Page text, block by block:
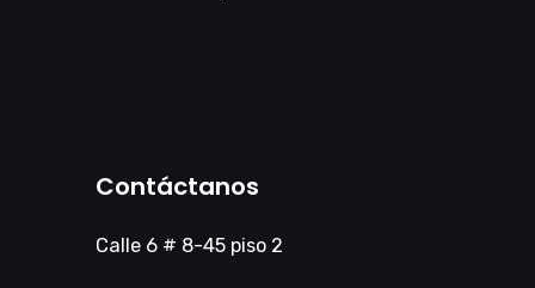
Contáctanos
Calle 6 # 8-45 piso 2